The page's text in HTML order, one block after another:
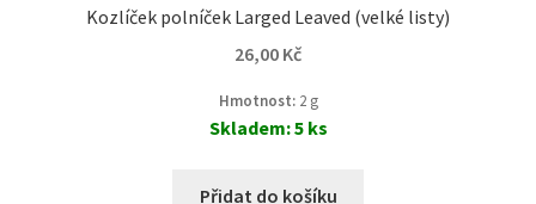
Kozlíček polníček Larged Leaved (velké listy)
26,00 Kč
Hmotnost: 2 g
Skladem: 5 ks
Přidat do košíku